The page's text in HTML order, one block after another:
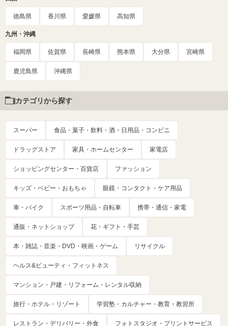
徳島県 香川県 愛媛県 高知県
九州・沖縄
福岡県 佐賀県 長崎県 熊本県 大分県 宮崎県
鹿児島県 沖縄県
カテゴリから探す
スーパー 食品・菓子・飲料・酒・日用品・コンビニ
ドラッグストア 家具・ホームセンター 家電店
ショッピングセンター・百貨店 ファッション
キッズ・ベビー・おもちゃ 眼鏡・コンタクト・ケア用品
車・バイク スポーツ用品・自転車 携帯・通信・家電
通販・ネットショップ 花・ギフト・手芸
本・雑誌・音楽・DVD・映画・ゲーム リサイクル
ヘルス&ビューティ・フィットネス
マンション・戸建・リフォーム・レンタル収納
旅行・ホテル・リゾート 学習塾・カルチャー・教育・教習所
レストラン・デリバリー・外食 フォトスタジオ・プリントサービス